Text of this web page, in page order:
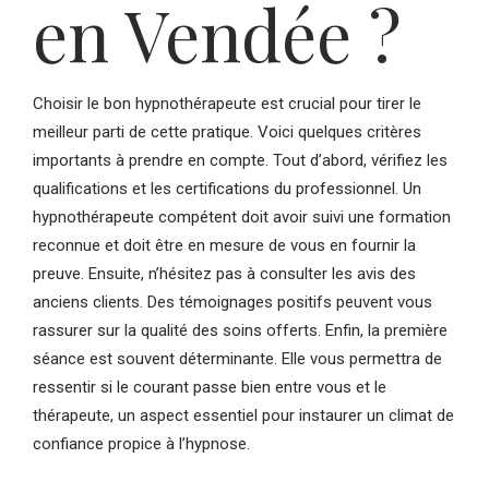
en Vendée ?
Choisir le bon hypnothérapeute est crucial pour tirer le
meilleur parti de cette pratique. Voici quelques critères
importants à prendre en compte. Tout d’abord, vérifiez les
qualifications et les certifications du professionnel. Un
hypnothérapeute compétent doit avoir suivi une formation
reconnue et doit être en mesure de vous en fournir la
preuve. Ensuite, n’hésitez pas à consulter les avis des
anciens clients. Des témoignages positifs peuvent vous
rassurer sur la qualité des soins offerts. Enfin, la première
séance est souvent déterminante. Elle vous permettra de
ressentir si le courant passe bien entre vous et le
thérapeute, un aspect essentiel pour instaurer un climat de
confiance propice à l’hypnose.